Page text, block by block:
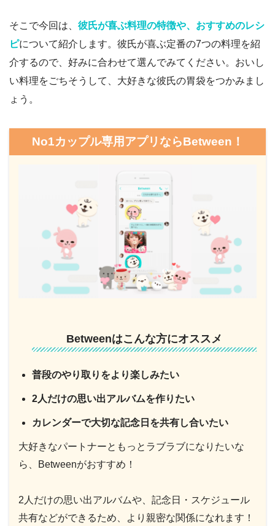
そこで今回は、 彼氏が喜ぶ料理の特徴や、おすすめのレシ
ピについて紹介します。彼氏が喜ぶ定番の7つの料理を紹
介するので、好みに合わせて選んでみてください。おいし
い料理をごちそうして、大好きな彼氏の胃袋をつかみまし
ょう。
No1カップル専用アプリならBetween！
Betweenはこんな方にオススメ
普段のやり取りをより楽しみたい
2人だけの思い出アルバムを作りたい
カレンダーで大切な記念日を共有し合いたい
大好きなパートナーともっとラブラブになりたいな
ら、Betweenがおすすめ！
2人だけの思い出アルバムや、記念日・スケジュール
共有などができるため、より親密な関係になれます！